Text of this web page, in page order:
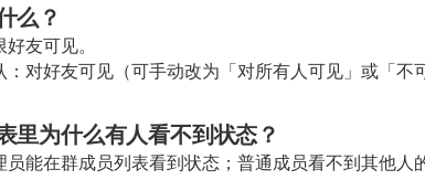
么？
友可见。
对好友可见（可手动改为「对所有人可见」或「不
里为什么有人看不到状态？
员能在群成员列表看到状态；普通成员看不到其他人